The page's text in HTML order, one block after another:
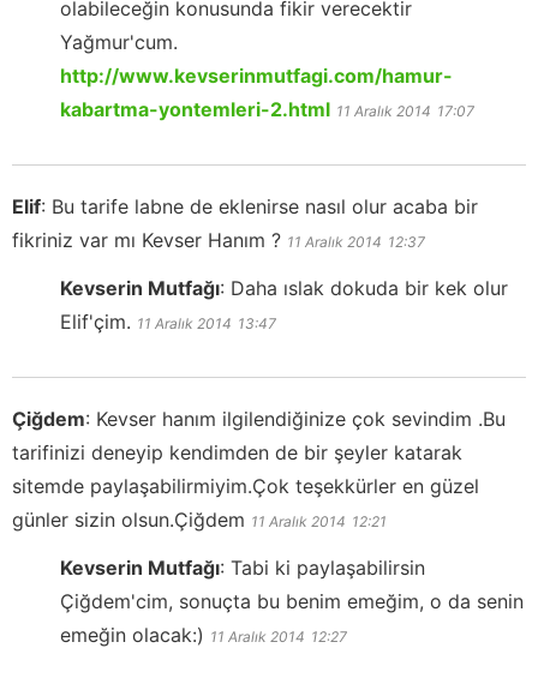
olabileceğin konusunda fikir verecektir
Yağmur'cum.
http://www.kevserinmutfagi.com/hamur-
kabartma-yontemleri-2.html 11 Aralık 2014 17:07
Elif: Bu tarife labne de eklenirse nasıl olur acaba bir
fikriniz var mı Kevser Hanım ? 11 Aralık 2014 12:37
Kevserin Mutfağı: Daha ıslak dokuda bir kek olur
Elif'çim. 11 Aralık 2014 13:47
Çiğdem: Kevser hanım ilgilendiğinize çok sevindim .Bu
tarifinizi deneyip kendimden de bir şeyler katarak
sitemde paylaşabilirmiyim.Çok teşekkürler en güzel
günler sizin olsun.Çiğdem 11 Aralık 2014 12:21
Kevserin Mutfağı: Tabi ki paylaşabilirsin
Çiğdem'cim, sonuçta bu benim emeğim, o da senin
emeğin olacak:) 11 Aralık 2014 12:27